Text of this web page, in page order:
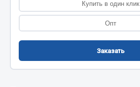
Угольники
Штуцеры
Купить в один клик
Опт
Заказать